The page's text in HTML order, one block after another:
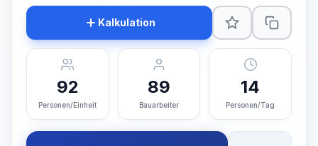
Kalkulation
92
Personen/Einheit
89
Bauarbeiter
14
Personen/Tag